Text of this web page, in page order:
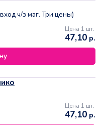
ч/з маг. Три цены)
Цена 1 шт.
47,10 р.
Цена 1 шт.
47,10 р.